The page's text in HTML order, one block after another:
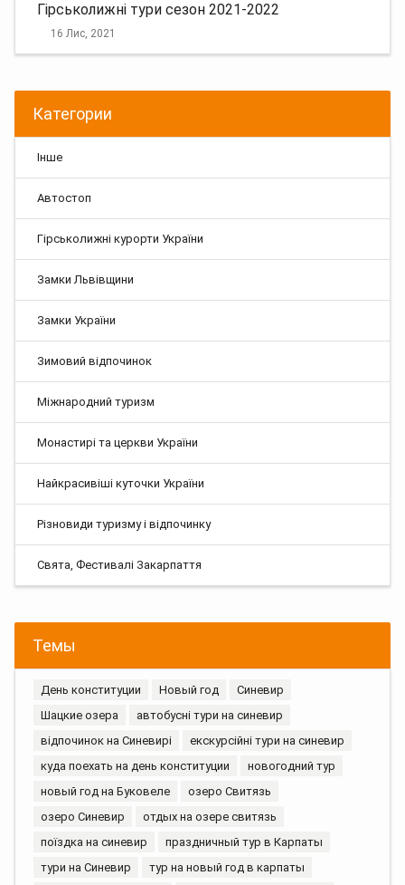
Гірськолижні тури сезон 2021-2022
16 Лис, 2021
Категории
Інше
Автостоп
Гірськолижні курорти України
Замки Львівщини
Замки України
Зимовий відпочинок
Міжнародний туризм
Монастирі та церкви України
Найкрасивіші куточки України
Різновиди туризму і відпочинку
Свята, Фестивалі Закарпаття
Темы
День конституции Новый год
Синевир
Шацкие озера
автобусні тури на синевир
відпочинок на Синевирі
екскурсійні тури на синевир
куда поехать на день конституции
новогодний тур
новый год на Буковеле
озеро Свитязь
озеро Синевир
отдых на озере свитязь
поїздка на синевир
праздничный тур в Карпаты
тури на Синевир
тур на новый год в карпаты